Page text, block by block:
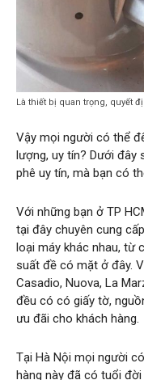
Là thiết bị quan trọng, quyết
Vậy mọi người có thể
lượng, uy tín? Dưới đây
phê uy tín, mà bạn có
Với những bạn ở TP
tại đây chuyên cung
loại máy khác nhau, từ
suất đề có mặt ở đây.
Casadio, Nuova, La
đều có có giấy tờ,
ưu đãi cho khách hàng.
Tại Hà Nội mọi người
hàng này đã có tuổi